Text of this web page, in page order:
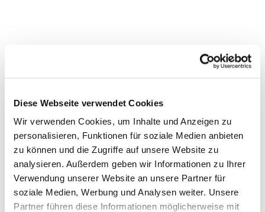
Diese Webseite verwendet Cookies
Wir verwenden Cookies, um Inhalte und Anzeigen zu
personalisieren, Funktionen für soziale Medien anbieten
zu können und die Zugriffe auf unsere Website zu
analysieren. Außerdem geben wir Informationen zu Ihrer
Verwendung unserer Website an unsere Partner für
soziale Medien, Werbung und Analysen weiter. Unsere
Partner führen diese Informationen möglicherweise mit